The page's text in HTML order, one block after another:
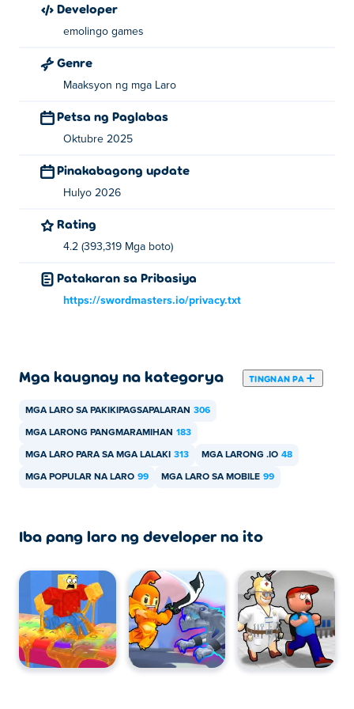
bago sila makatakas. Pindutin ang lock button
pagkatapos pumasok ng magnanakaw para makulong sila
Dito nagiging kapanapanabik ang pagnanakaw mula sa
saka pumasok nang dahan-dahan at kunin ang isa sa
kanilang pinakabihirang Brainrot. Sa sandaling makuha
ari. Ang maikling takbo pabalik sa iyong base ay
maaaring maging isang matinding habulan, kung saan
susubukan ng ibang mga player na agawin ang
mapapasama sa iyong koleksyon. Kung maunahan ka ng
may-ari na paluin, mabibitawan mo ito. Magpasya kung
Mga Kontrol
Desktop:
Bumili o makipag-ugnayan: E
Mobile:
Bumili o makipag-ugnayan: i-tap ang on-screen button
Mga Brainrot
Ang mga Brainrot ay mga character na maaari mong
bilhin na kumikita ng pera habang nakatayo sila sa iyong
Developer
emolingo games
Genre
Maaksyon ng mga Laro
Petsa ng Paglabas
Oktubre 2025
Pinakabagong update
Hulyo 2026
Rating
4.2 (393,319 Mga boto)
Patakaran sa Pribasiya
https://swordmasters.io/privacy.txt
Mga kaugnay na kategorya TINGNAN PA
MGA LARO SA PAKIKIPAGSAPALARAN 306
MGA LARONG PANGMARAMIHAN 183
MGA LARO PARA SA MGA LALAKI 313 MGA LARONG .IO 48
MGA POPULAR NA LARO 99 MGA LARO SA MOBILE 99
Iba pang laro ng developer na ito